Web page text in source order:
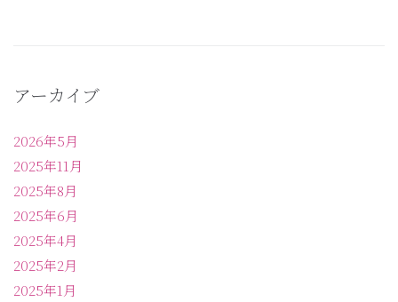
アーカイブ
2026年5月
2025年11月
2025年8月
2025年6月
2025年4月
2025年2月
2025年1月